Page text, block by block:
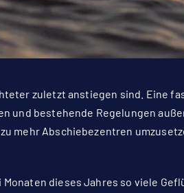
zuletzt anstiegen sind. Eine
und bestehende Regelungen
mehr Abschiebezentren
dieses Jahres so viele